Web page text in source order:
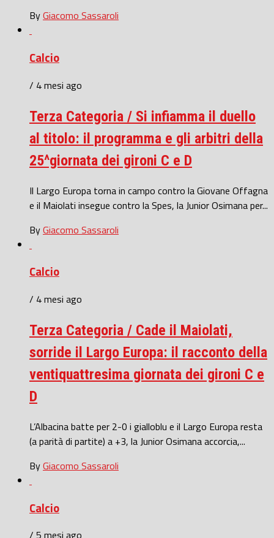
ByGiacomo Sassaroli
Calcio
/ 4 mesi ago
Terza Categoria / Si infiamma il duello
al titolo: il programma e gli arbitri della
25^giornata dei gironi C e D
Il Largo Europa torna in campo contro la Giovane Offagna
e il Maiolati insegue contro la Spes, la Junior Osimana per...
ByGiacomo Sassaroli
Calcio
/ 4 mesi ago
Terza Categoria / Cade il Maiolati,
sorride il Largo Europa: il racconto della
ventiquattresima giornata dei gironi C e
D
L’Albacina batte per 2-0 i gialloblu e il Largo Europa resta
(a parità di partite) a +3, la Junior Osimana accorcia,...
ByGiacomo Sassaroli
Calcio